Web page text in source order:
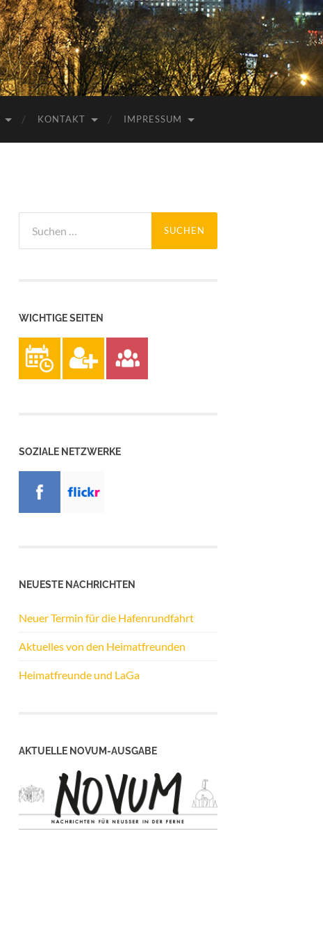
KONTAKT IMPRESSUM
nach:
WICHTIGE SEITEN
SOZIALE NETZWERKE
NEUESTE NACHRICHTEN
Neuer Termin für die Hafenrundfahrt
Aktuelles von den Heimatfreunden
Heimatfreunde und LaGa
AKTUELLE NOVUM-AUSGABE